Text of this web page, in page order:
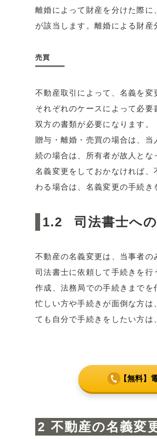
離婚によって財産を分けた際
が該当します。離婚による財産
売買
不動産取引によって、名義を変
それぞれのケースによって必
双方の書類が必要になります。
贈与・離婚・売買の場合は、
続の場合は、所有者が故人とな
名義変更をしておかなければ
わる場合は、名義変更の手続き
司法書士へ
不動産の名義変更は、当事者の
司法書士に依頼して手続きを
作成、法務局での手続きまでを
忙しい方や手続きが面倒な方
ても自分で手続きをしたい方は
【無料】
不動産の名義変